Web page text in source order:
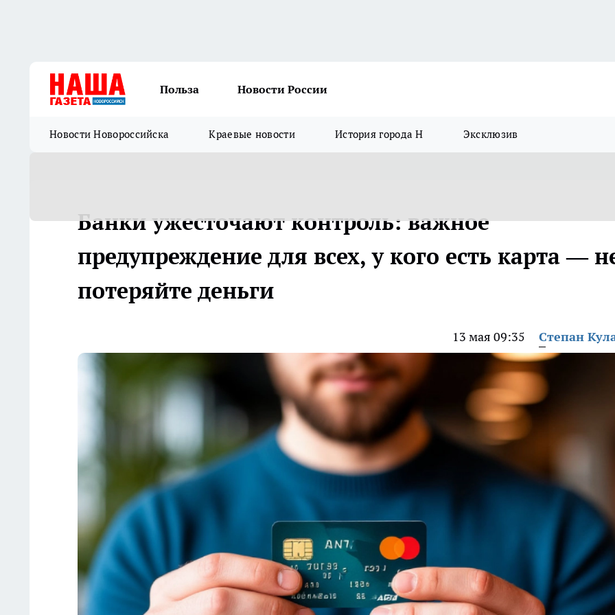
Польза Новости России
Новости Новороссийска Краевые новости История города Н Эксклюзив
Банки ужесточают контроль: важное
предупреждение для всех, у кого есть карта —
потеряйте деньги
13 мая 09:35 Степан